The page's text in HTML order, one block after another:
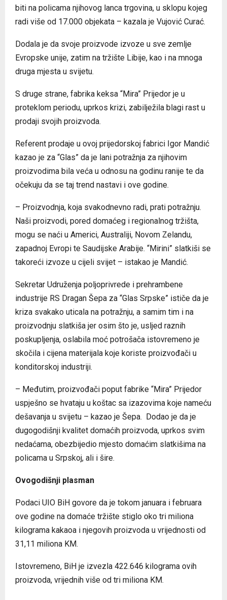
biti na policama njihovog lanca trgovina, u sklopu kojeg
radi više od 17.000 objekata – kazala je Vujović Curać.
Dodala je da svoje proizvode izvoze u sve zemlje
Evropske unije, zatim na tržište Libije, kao i na mnoga
druga mjesta u svijetu.
S druge strane, fabrika keksa “Mira” Prijedor je u
proteklom periodu, uprkos krizi, zabilježila blagi rast u
prodaji svojih proizvoda.
Referent prodaje u ovoj prijedorskoj fabrici Igor Mandić
kazao je za “Glas” da je lani potražnja za njihovim
proizvodima bila veća u odnosu na godinu ranije te da
očekuju da se taj trend nastavi i ove godine.
– Proizvodnja, koja svakodnevno radi, prati potražnju.
Naši proizvodi, pored domaćeg i regionalnog tržišta,
mogu se naći u Americi, Australiji, Novom Zelandu,
zapadnoj Evropi te Saudijske Arabije. “Mirini” slatkiši se
takoreći izvoze u cijeli svijet – istakao je Mandić.
Sekretar Udruženja poljoprivrede i prehrambene
industrije RS Dragan Šepa za “Glas Srpske” ističe da je
kriza svakako uticala na potražnju, a samim tim i na
proizvodnju slatkiša jer osim što je, usljed raznih
poskupljenja, oslabila moć potrošača istovremeno je
skočila i cijena materijala koje koriste proizvođači u
konditorskoj industriji.
– Međutim, proizvođači poput fabrike “Mira” Prijedor
uspješno se hvataju u koštac sa izazovima koje nameću
dešavanja u svijetu – kazao je Šepa. Dodao je da je
dugogodišnji kvalitet domaćih proizvoda, uprkos svim
nedaćama, obezbijedio mjesto domaćim slatkišima na
policama u Srpskoj, ali i šire.
Ovogodišnji plasman
Podaci UIO BiH govore da je tokom januara i februara
ove godine na domaće tržište stiglo oko tri miliona
kilograma kakaoa i njegovih proizvoda u vrijednosti od
31,11 miliona KM.
Istovremeno, BiH je izvezla 422.646 kilograma ovih
proizvoda, vrijednih više od tri miliona KM.